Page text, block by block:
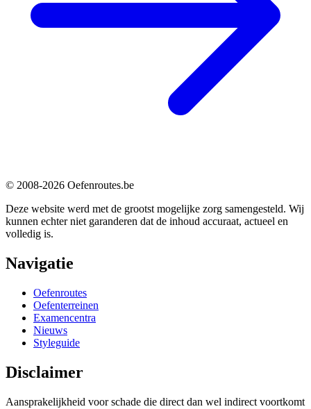
© 2008-2026 Oefenroutes.be
Deze website werd met de grootst mogelijke zorg samengesteld. Wij
kunnen echter niet garanderen dat de inhoud accuraat, actueel en
volledig is.
Navigatie
Oefenroutes
Oefenterreinen
Examencentra
Nieuws
Styleguide
Disclaimer
Aansprakelijkheid voor schade die direct dan wel indirect voortkomt